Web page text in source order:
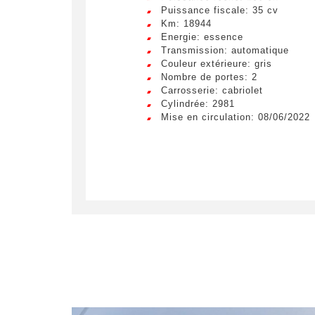
Puissance fiscale: 35 cv
Km: 18944
Energie: essence
Transmission: automatique
Couleur extérieure: gris
Nombre de portes: 2
Carrosserie: cabriolet
Cylindrée: 2981
Mise en circulation: 08/06/2022